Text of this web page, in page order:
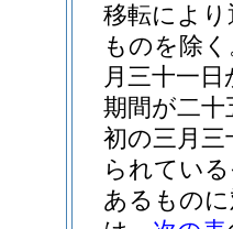
移転によ
ものを除
月三十一
期間が二
初の三月
られてい
あるもの